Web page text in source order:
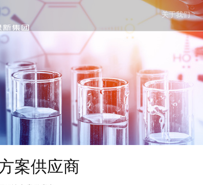
关于我们
案供应商